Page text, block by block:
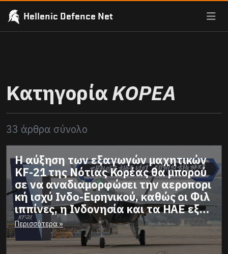
Hellenic Defence Net
ΚατηγορίαΚΟΡΕΑ
33 άρθρα σύνολο
Η αύξηση των εξαγωγών μαχητικών
KF-21 της Νότιας Κορέας θα μπορού
σε να αναδιαμορφώσει την αεροπορι
κή ισχύ Ινδο-Ειρηνικού, καθώς οι Φιλ
ιππίνες, η Ινδονησία και τα ΗΑΕ εξετ
άζουν συμφωνίες για 200 τζετ-Το αε
ροσκάφος που θα έπρεπε να είχε συμ
παραγωγή η Ελλάδα
Περισσότερα »